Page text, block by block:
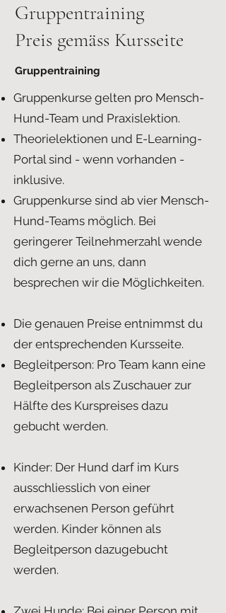
Gruppentraining
Preis gemäss Kursseite
Gruppentraining
Gruppenkurse gelten pro Mensch-
Hund-Team und Praxislektion.
Theorielektionen und E-Learning-
Portal sind - wenn vorhanden -
inklusive.
Gruppenkurse sind ab vier Mensch-
Hund-Teams möglich. Bei
geringerer Teilnehmerzahl wende
dich gerne an uns, dann
besprechen wir die Möglichkeiten.
Die genauen Preise entnimmst du
der entsprechenden Kursseite.
Begleitperson: Pro Team kann eine
Begleitperson als Zuschauer zur
Hälfte des Kurspreises dazu
gebucht werden.
Kinder: Der Hund darf im Kurs
ausschliesslich von einer
erwachsenen Person geführt
werden. Kinder können als
Begleitperson dazugebucht
werden.